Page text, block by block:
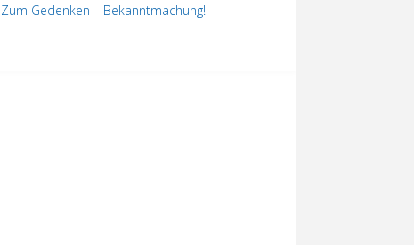
Zum Gedenken – Bekanntmachung!